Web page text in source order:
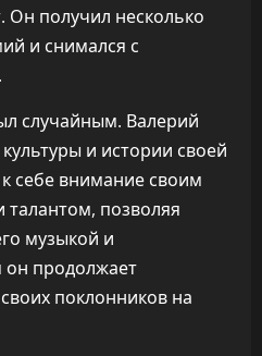
Он получил несколько
и снимался с
случайным. Валерий
и истории своей
себе внимание своим
позволяя
музыкой и
он продолжает
поклонников на